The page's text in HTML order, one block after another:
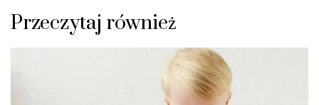
Przeczytaj również